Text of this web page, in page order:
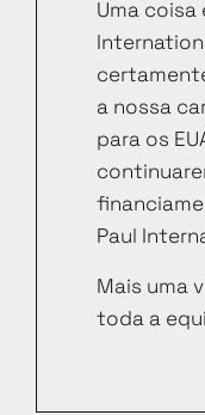
Uma coisa
a nossa
para os
Paul
Mais uma
toda a